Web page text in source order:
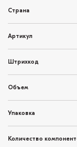
Страна
Артикул
Штрихкод
Объем
Упаковка
Количество